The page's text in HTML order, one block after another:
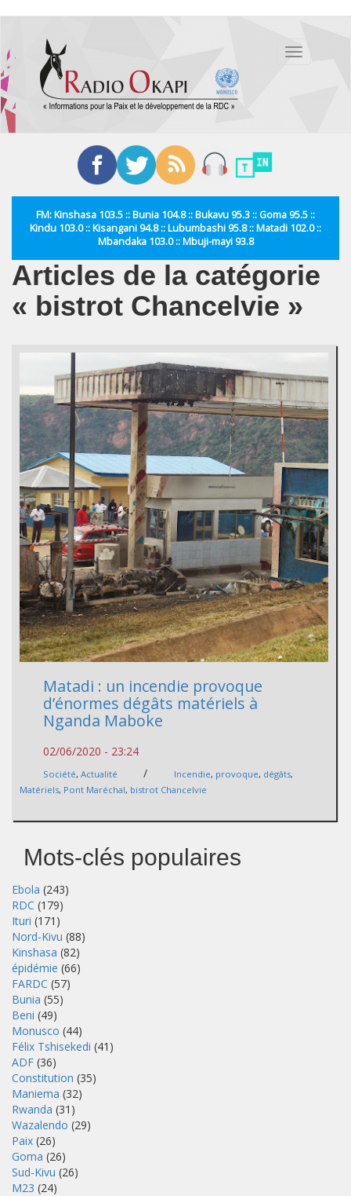
contenu
principal
Toggle
FM: Kinshasa 103.5 :: Bunia 104.8 :: Bukavu 95.3 :: Goma 95.5 ::
Kindu 103.0 :: Kisangani 94.8 :: Lubumbashi 95.8 :: Matadi 102.0 ::
Mbandaka 103.0 :: Mbuji-mayi 93.8
Articles de la catégorie
« bistrot Chancelvie »
Matadi : un incendie provoque
d’énormes dégâts matériels à
Nganda Maboke
02/06/2020 - 23:24
Société, Actualité / Incendie, provoque, dégâts,
Matériels, Pont Maréchal, bistrot Chancelvie
Mots-clés populaires
Ebola (243)
RDC (179)
Ituri (171)
Nord-Kivu (88)
Kinshasa (82)
épidémie (66)
FARDC (57)
Bunia (55)
Beni (49)
Monusco (44)
Félix Tshisekedi (41)
ADF (36)
Constitution (35)
Maniema (32)
Rwanda (31)
Wazalendo (29)
Paix (26)
Goma (26)
Sud-Kivu (26)
M23 (24)